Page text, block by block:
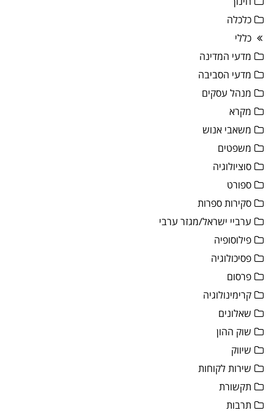
כלכלה
כללי
מדעי המדינה
מדעי הסביבה
מנהל עסקים
מקרא
משאבי אנוש
משפטים
סוציולוגיה
ספורט
סקירות ספרות
ערביי ישראל/מגזר ערבי
פילוסופיה
פסיכולוגיה
פרסום
קרימינולוגיה
שאלונים
שוק ההון
שיווק
שירות לקוחות
תקשורת
תרבות